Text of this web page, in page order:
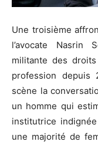
Une troisième
l’avocate Nasrin
militante des droits
profession depuis
scène la
un homme qui
institutrice
une majorité de